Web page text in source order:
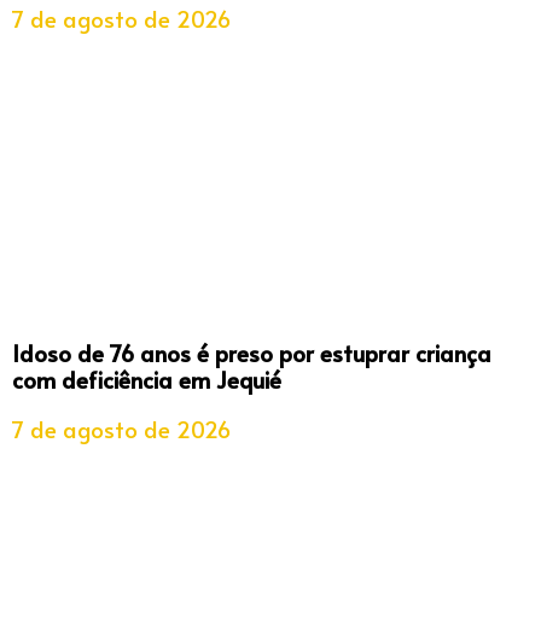
7 de agosto de 2026
Idoso de 76 anos é preso por estuprar criança
com deficiência em Jequié
7 de agosto de 2026